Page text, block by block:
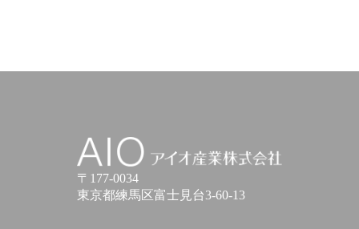
アイオ産業株式会社
〒177-0034
東京都練馬区富士見台3-60-13